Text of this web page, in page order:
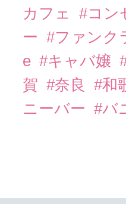
カフェ
#コン
ー #ファンク
e #キャバ嬢
賀 #奈良 #和
ニーバー #バ